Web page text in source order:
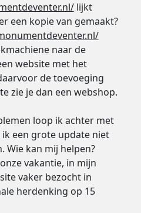
lijkt
een kopie van gemaakt?
naar de
website met het
de toevoeging
zie je dan een webshop.
loop ik achter met
een grote update niet
Wie kan mij helpen?
vakantie, in mijn
vaker bezocht in
herdenking op 15